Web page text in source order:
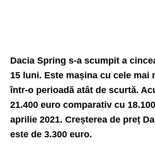
Dacia Spring s-a scumpit a
15 luni. Este mașina cu cele mai
într-o perioadă atât de scurtă.
21.400 euro comparativ cu
aprilie 2021. Creșterea de preț
este de 3.300 euro.